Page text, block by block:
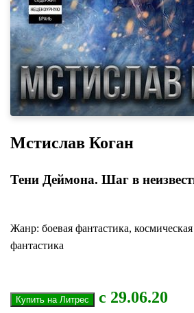
Мстислав Коган
Тени Деймона. Шаг в
Жанр: боевая фантастика,
фантастика
с 29.06.20